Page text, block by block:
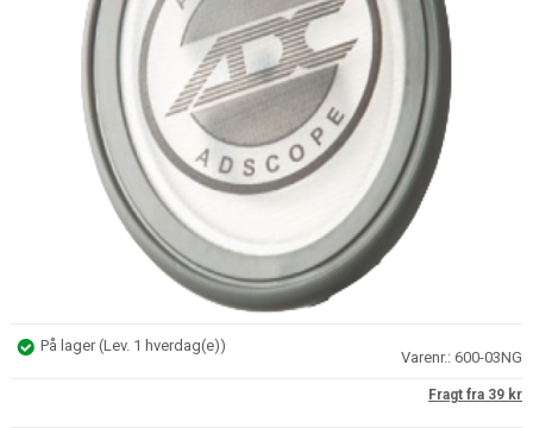
På lager(Lev. 1 hverdag(e))
Varenr.:600-03NG
Fragt fra 39 kr